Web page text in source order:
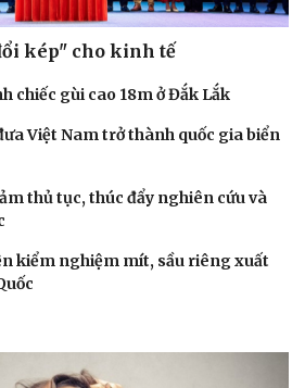
Đọc truyện đêm khuya
Cửa sổ tình yêu
kép" cho kinh tế
chiếc gùi cao 18m ở Đắk Lắk
Việt Nam trở thành quốc gia biển
thủ tục, thúc đẩy nghiên cứu và
kiểm nghiệm mít, sầu riêng xuất